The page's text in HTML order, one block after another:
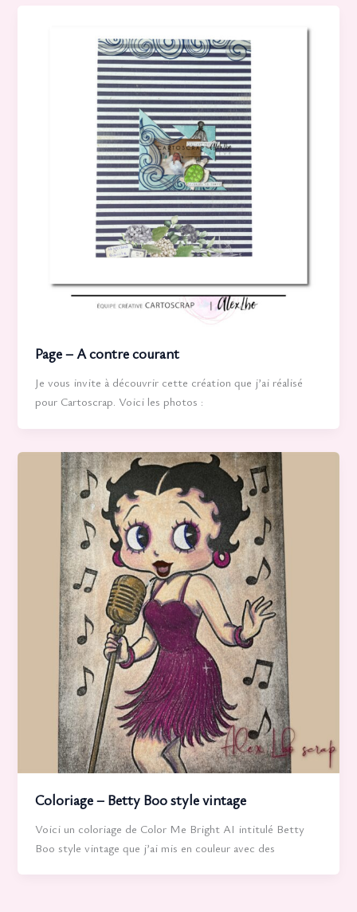
Page – A contre courant
Je vous invite à découvrir cette création que j’ai réalisé
pour Cartoscrap. Voici les photos :
Coloriage – Betty Boo style vintage
Voici un coloriage de Color Me Bright AI intitulé Betty
Boo style vintage que j’ai mis en couleur avec des